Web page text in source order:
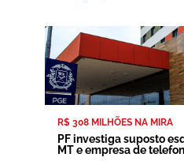
R$ 308 MILHÕES NA MIRA
PF investiga suposto
MT e empresa de